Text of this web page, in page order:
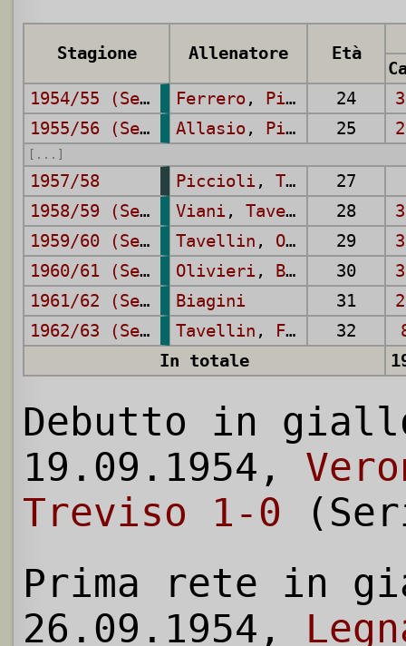
Stagione Allenatore Età
1954/55 (Serie B) Ferrero, Piccioli ,
24
1955/56 (Serie B)
Allasio, Piccioli 25
[...]
1957/58 Piccioli, Tavellin
27
1958/59 (Serie B)
Viani, Tavellin 28
1959/60 (Serie B)
Tavellin , Olivieri ,
29
1960/61 (Serie B)
Olivieri, Bizzotto ,
30
1961/62 (Serie B)
Biagini 31
1962/63 (Serie B)
Tavellin , Facchini 32
In totale
Debutto in
19.09.1954,
Treviso 1-0
Prima rete in
26.09.1954,